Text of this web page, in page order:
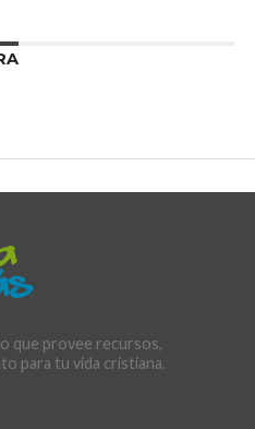
que provee recursos,
para tu vida cristiana.